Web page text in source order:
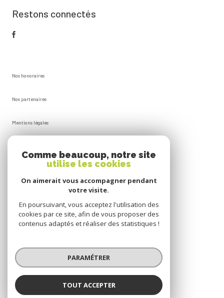
Restons connectés
Nos honoraires
Nos partenaires
Mentions légales
Cookies
© 2026 | Tous droits réservés
Réalisé par
Comme beaucoup, notre site
utilise les cookies
On aimerait vous accompagner pendant
votre visite.
En poursuivant, vous acceptez l'utilisation des
cookies par ce site, afin de vous proposer des
contenus adaptés et réaliser des statistiques !
PARAMÉTRER
TOUT ACCEPTER